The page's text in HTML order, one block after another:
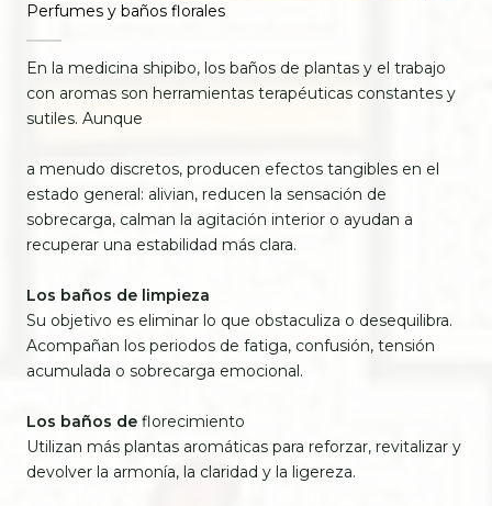
Perfumes y baños florales
En la medicina shipibo, los baños de plantas y el trabajo
con aromas son herramientas terapéuticas constantes y
sutiles. Aunque
a menudo discretos, producen efectos tangibles en el
estado general: alivian, reducen la sensación de
sobrecarga, calman la agitación interior o ayudan a
recuperar una estabilidad más clara.
Los baños de limpieza
Su objetivo es eliminar lo que obstaculiza o desequilibra.
Acompañan los periodos de fatiga, confusión, tensión
acumulada o sobrecarga emocional.
Los baños de florecimiento
Utilizan más plantas aromáticas para reforzar, revitalizar y
devolver la armonía, la claridad y la ligereza.